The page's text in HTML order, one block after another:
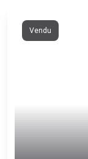
Vendu